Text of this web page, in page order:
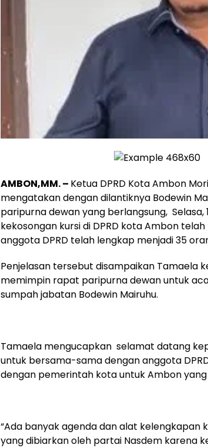
AMBON,MM. – Ketua DPRD Kota Ambon
mengatakan dengan dilantiknya Bodewin
paripurna dewan yang berlangsung,
kekosongan kursi di DPRD kota Ambon
anggota DPRD telah lengkap menjadi 35
Penjelasan tersebut disampaikan Tamaela
memimpin rapat paripurna dewan untuk
sumpah jabatan Bodewin Mairuhu.
Tamaela mengucapkan selamat datang
untuk bersama-sama dengan anggota
dengan pemerintah kota untuk Ambon yang
“Ada banyak agenda dan alat kelengkapan
yang dibiarkan oleh partai Nasdem karena